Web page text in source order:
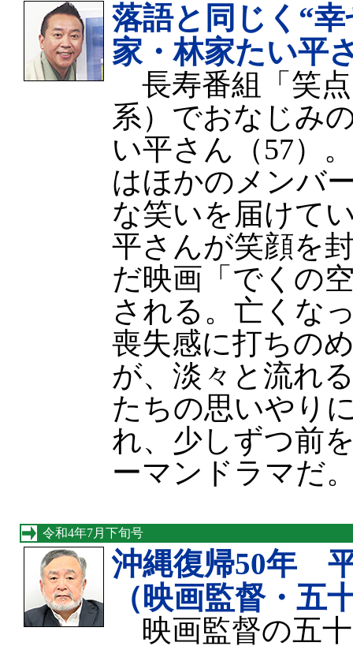
落語と同じく“
家・林家たい平
長寿番組「笑
系）でおなじみ
い平さん（57）
はほかのメンバ
な笑いを届けて
平さんが笑顔を
だ映画「でくの
される。亡くな
喪失感に打ちの
が、淡々と流れ
たちの思いやり
れ、少しずつ前
ーマンドラマだ
令和4年7月下旬号
沖縄復帰50年
（映画監督・五
映画監督の五